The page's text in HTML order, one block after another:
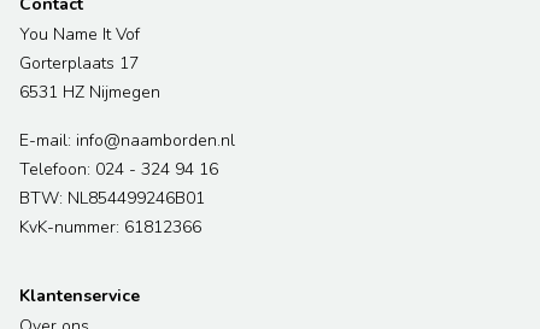
Contact
You Name It Vof
Gorterplaats 17
6531 HZ Nijmegen
E-mail: info@naamborden.nl
Telefoon: 024 - 324 94 16
BTW: NL854499246B01
KvK-nummer: 61812366
Klantenservice